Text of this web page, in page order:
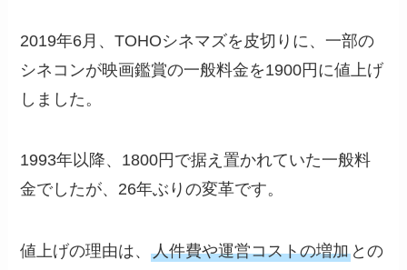
2019年6月、TOHOシネマズを皮切りに、一部の
シネコンが映画鑑賞の一般料金を1900円に値上げ
しました。
1993年以降、1800円で据え置かれていた一般料
金でしたが、26年ぶりの変革です。
値上げの理由は、人件費や運営コストの増加 との